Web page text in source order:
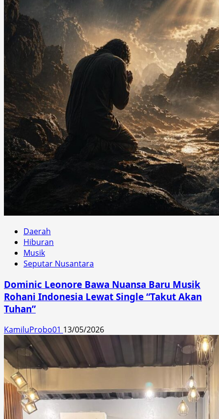
Daerah
Hiburan
Musik
Seputar Nusantara
Dominic Leonore Bawa Nuansa Baru Musik
Rohani Indonesia Lewat Single “Takut Akan
Tuhan”
KamiluProbo01 13/05/2026